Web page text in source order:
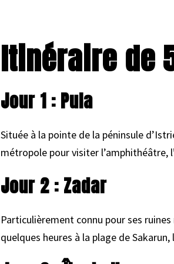
Itinéraire de
Jour 1 : Pula
Située à la pointe de la péninsule
métropole pour visiter l’amphithéâtre,
Jour 2 : Zadar
Particulièrement connu pour ses
quelques heures à la plage de